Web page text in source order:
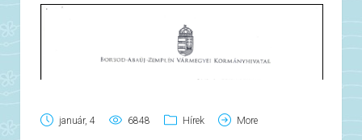
január, 4 6848 Hírek More